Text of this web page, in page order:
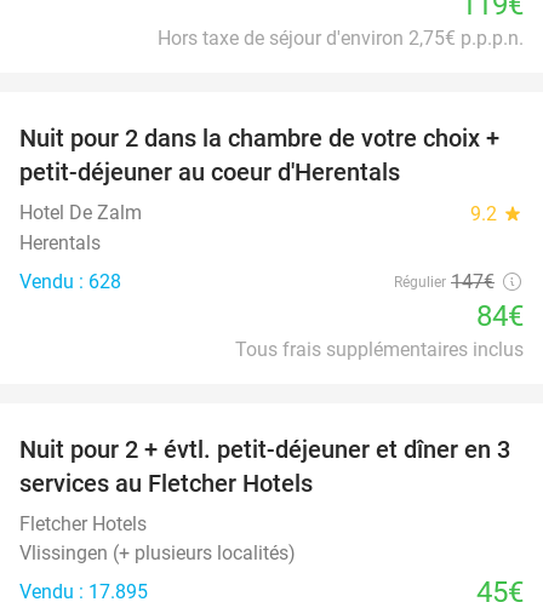
Hors taxe de séjour d'environ 2,75€ p.p.p.n.
43%
Nuit pour 2 dans la chambre de votre choix +
petit-déjeuner au coeur d'Herentals
Hotel De Zalm 9.2 star
Herentals
Vendu : 628
Régulier 147€
84€
Tous frais supplémentaires inclus
Nuit pour 2 + évtl. petit-déjeuner et dîner en 3
services au Fletcher Hotels
Fletcher Hotels
Vlissingen (+ plusieurs localités)
Vendu : 17.895
45€